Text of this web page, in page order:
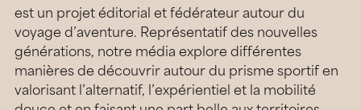
est un projet éditorial et fédérateur autour du
voyage d’aventure. Représentatif des nouvelles
générations, notre média explore différentes
manières de découvrir autour du prisme sportif en
valorisant l’alternatif, l’expérientiel et la mobilité